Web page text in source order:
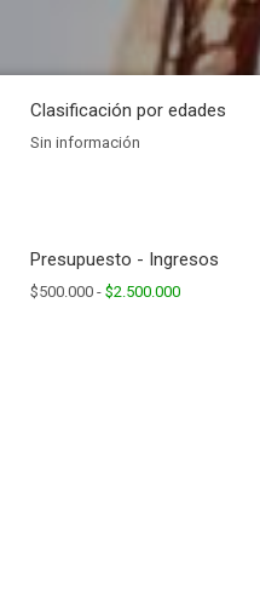
Clasificación por edades
Sin información
Presupuesto - Ingresos
$500.000 - $2.500.000